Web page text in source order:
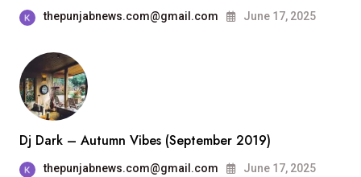
thepunjabnews.com@gmail.com June 17, 2025
Dj Dark – Autumn Vibes (September 2019)
thepunjabnews.com@gmail.com June 17, 2025